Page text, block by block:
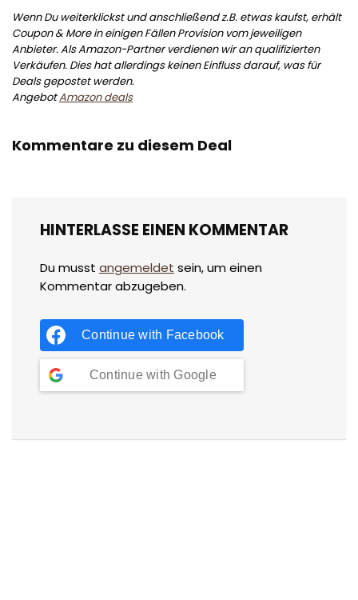
Wenn Du weiterklickst und anschließend z.B. etwas kaufst, erhält
Coupon & More in einigen Fällen Provision vom jeweiligen
Anbieter. Als Amazon-Partner verdienen wir an qualifizierten
Verkäufen. Dies hat allerdings keinen Einfluss darauf, was für
Deals gepostet werden.
AngebotAmazon deals
Kommentare zu diesem Deal
HINTERLASSE EINEN KOMMENTAR
Du musst angemeldet sein, um einen
Kommentar abzugeben.
Continue with Facebook
Continue with Google